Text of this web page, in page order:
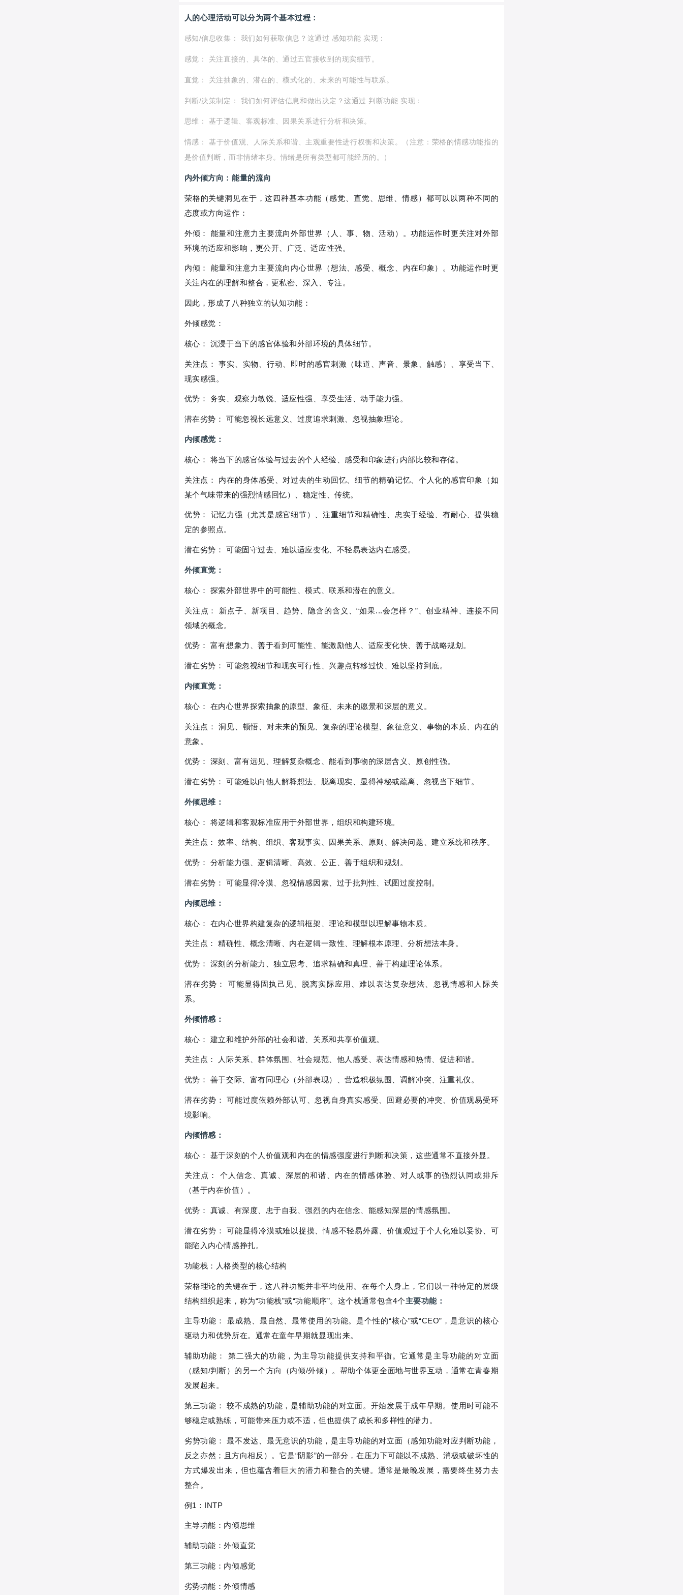
人的心理活动可以分为两个基本过程：
感知/信息收集： 我们如何获取信息？这通过 感知功能 实现：
感觉： 关注直接的、具体的、通过五官接收到的现实细节。
直觉： 关注抽象的、潜在的、模式化的、未来的可能性与联系。
判断/决策制定： 我们如何评估信息和做出决定？这通过 判断功能 实现：
思维： 基于逻辑、客观标准、因果关系进行分析和决策。
情感： 基于价值观、人际关系和谐、主观重要性进行权衡和决策。（注意：荣格的情感功能指的
是价值判断，而非情绪本身。情绪是所有类型都可能经历的。）
内外倾方向：能量的流向
荣格的关键洞见在于，这四种基本功能（感觉、直觉、思维、情感）都可以以两种不同的
态度或方向运作：
外倾： 能量和注意力主要流向外部世界（人、事、物、活动）。功能运作时更关注对外部
环境的适应和影响，更公开、广泛、适应性强。
内倾： 能量和注意力主要流向内心世界（想法、感受、概念、内在印象）。功能运作时更
关注内在的理解和整合，更私密、深入、专注。
因此，形成了八种独立的认知功能：
外倾感觉：
核心： 沉浸于当下的感官体验和外部环境的具体细节。
关注点： 事实、实物、行动、即时的感官刺激（味道、声音、景象、触感）、享受当下、
现实感强。
优势： 务实、观察力敏锐、适应性强、享受生活、动手能力强。
潜在劣势： 可能忽视长远意义、过度追求刺激、忽视抽象理论。
内倾感觉：
核心： 将当下的感官体验与过去的个人经验、感受和印象进行内部比较和存储。
关注点： 内在的身体感受、对过去的生动回忆、细节的精确记忆、个人化的感官印象（如
某个气味带来的强烈情感回忆）、稳定性、传统。
优势： 记忆力强（尤其是感官细节）、注重细节和精确性、忠实于经验、有耐心、提供稳
定的参照点。
潜在劣势： 可能固守过去、难以适应变化、不轻易表达内在感受。
外倾直觉：
核心： 探索外部世界中的可能性、模式、联系和潜在的意义。
关注点： 新点子、新项目、趋势、隐含的含义、“如果...会怎样？”、创业精神、连接不同
领域的概念。
优势： 富有想象力、善于看到可能性、能激励他人、适应变化快、善于战略规划。
潜在劣势： 可能忽视细节和现实可行性、兴趣点转移过快、难以坚持到底。
内倾直觉：
核心： 在内心世界探索抽象的原型、象征、未来的愿景和深层的意义。
关注点： 洞见、顿悟、对未来的预见、复杂的理论模型、象征意义、事物的本质、内在的
意象。
优势： 深刻、富有远见、理解复杂概念、能看到事物的深层含义、原创性强。
潜在劣势： 可能难以向他人解释想法、脱离现实、显得神秘或疏离、忽视当下细节。
外倾思维：
核心： 将逻辑和客观标准应用于外部世界，组织和构建环境。
关注点： 效率、结构、组织、客观事实、因果关系、原则、解决问题、建立系统和秩序。
优势： 分析能力强、逻辑清晰、高效、公正、善于组织和规划。
潜在劣势： 可能显得冷漠、忽视情感因素、过于批判性、试图过度控制。
内倾思维：
核心： 在内心世界构建复杂的逻辑框架、理论和模型以理解事物本质。
关注点： 精确性、概念清晰、内在逻辑一致性、理解根本原理、分析想法本身。
优势： 深刻的分析能力、独立思考、追求精确和真理、善于构建理论体系。
潜在劣势： 可能显得固执己见、脱离实际应用、难以表达复杂想法、忽视情感和人际关
系。
外倾情感：
核心： 建立和维护外部的社会和谐、关系和共享价值观。
关注点： 人际关系、群体氛围、社会规范、他人感受、表达情感和热情、促进和谐。
优势： 善于交际、富有同理心（外部表现）、营造积极氛围、调解冲突、注重礼仪。
潜在劣势： 可能过度依赖外部认可、忽视自身真实感受、回避必要的冲突、价值观易受环
境影响。
内倾情感：
核心： 基于深刻的个人价值观和内在的情感强度进行判断和决策，这些通常不直接外显。
关注点： 个人信念、真诚、深层的和谐、内在的情感体验、对人或事的强烈认同或排斥
（基于内在价值）。
优势： 真诚、有深度、忠于自我、强烈的内在信念、能感知深层的情感氛围。
潜在劣势： 可能显得冷漠或难以捉摸、情感不轻易外露、价值观过于个人化难以妥协、可
能陷入内心情感挣扎。
功能栈：人格类型的核心结构
荣格理论的关键在于，这八种功能并非平均使用。在每个人身上，它们以一种特定的层级
结构组织起来，称为“功能栈”或“功能顺序”。这个栈通常包含4个主要功能：
主导功能： 最成熟、最自然、最常使用的功能。是个性的“核心”或“CEO”，是意识的核心
驱动力和优势所在。通常在童年早期就显现出来。
辅助功能： 第二强大的功能，为主导功能提供支持和平衡。它通常是主导功能的对立面
（感知/判断）的另一个方向（内倾/外倾）。帮助个体更全面地与世界互动，通常在青春期
发展起来。
第三功能： 较不成熟的功能，是辅助功能的对立面。开始发展于成年早期。使用时可能不
够稳定或熟练，可能带来压力或不适，但也提供了成长和多样性的潜力。
劣势功能： 最不发达、最无意识的功能，是主导功能的对立面（感知功能对应判断功能，
反之亦然；且方向相反）。它是“阴影”的一部分，在压力下可能以不成熟、消极或破坏性的
方式爆发出来，但也蕴含着巨大的潜力和整合的关键。通常是最晚发展，需要终生努力去
整合。
例1：INTP
主导功能：内倾思维
辅助功能：外倾直觉
第三功能：内倾感觉
劣势功能：外倾情感